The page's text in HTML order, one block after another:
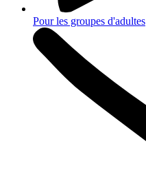
Pour les groupes d'adultes